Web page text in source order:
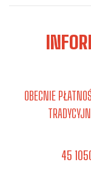
OBECNIE
45